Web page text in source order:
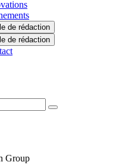
de rédaction
de rédaction
Group